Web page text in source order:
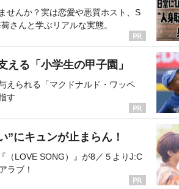
せんか？実は恋愛や悪質ホスト、S
さんと学ぶリアルな実態。
る「小学生の甲子園」
えられる「マクドナルド・ワッペ
す
”にキュンが止まらん！
（LOVE SONG）』が8／５よりJ:C
ラブ！